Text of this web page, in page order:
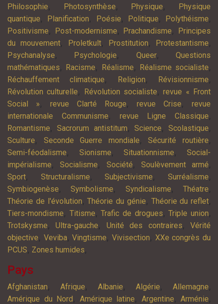
Philosophie, Photosynthèse, Physique,
Physique
quantique, Planification, Poésie, Politique, Polythéisme,
Positivisme, Post-modernisme, Prachandisme,
Principes
du mouvement, Proletkult, Prostitution, Protestantisme,
Psychanalyse, Psychologie, Queer,Questions
mathématiques, Racisme, Réalisme, Réalisme socialiste,
Réchauffement climatique, Religion, Révisionnisme,
Révolution culturelle, Révolution socialiste,revue « Front
Social », revue Clarté Rouge, revue Crise, revue
internationale Communisme, revue Ligne Classique,
Romantisme,Sacrorum antistitum, Science, Scolastique,
Sculture, Seconde Guerre mondiale,Sécurité routière,
Semi-féodalisme, Sionisme,Situationnisme,Social-
impérialisme,Socialisme, Société, Soulèvement armé,
Sport, Structuralisme,Subjectivisme,Surréalisme,
Symbiogenèse,Symbolisme, Syndicalisme,Théatre,
Théorie de l'évolution,Théorie du génie, Théorie du reflet,
Tiers-mondisme, Titisme,Trafic de drogues,Triple union,
Trotskysme,Ultra-gauche, Unité des contraires,Vérité
objective, Veviba,Vingtisme,Vivisection, XXe congrès du
PCUS, Zones humides,
Pays
Afghanistan, Afrique, Albanie, Algérie, Allemagne,
Amérique du Nord , Amérique latine, Argentine, Arménie,